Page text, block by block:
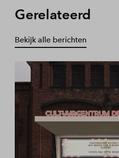
Gerelateerd
Bekijk alle berichten